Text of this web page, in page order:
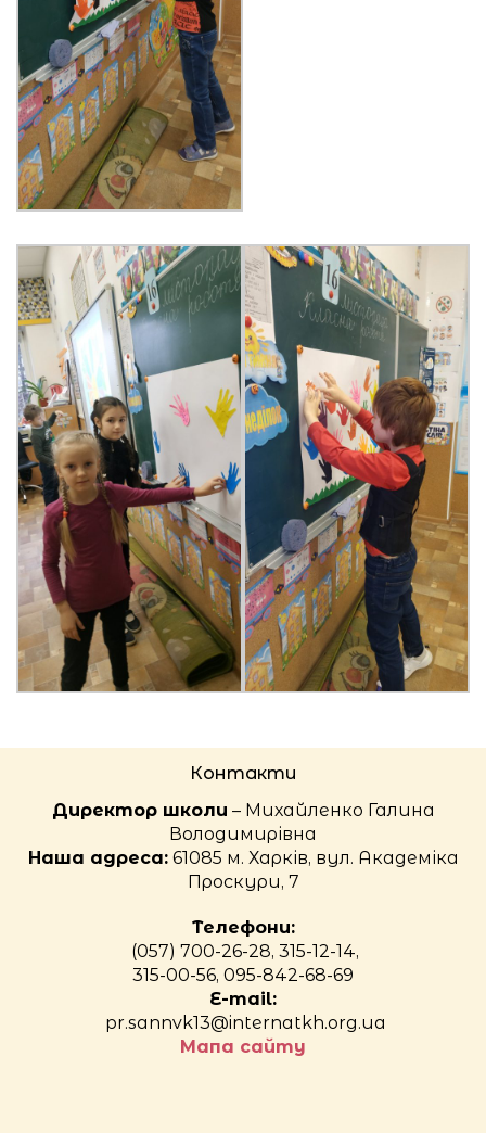
Контакти
Директор школи – Михайленко Галина
Володимирівна
Наша адреса:61085 м. Харків, вул. Академіка
Проскури, 7
Телефони:
(057) 700-26-28, 315-12-14,
315-00-56, 095-842-68-69
E-mail:
pr.sannvk13@internatkh.org.ua
Мапа сайту